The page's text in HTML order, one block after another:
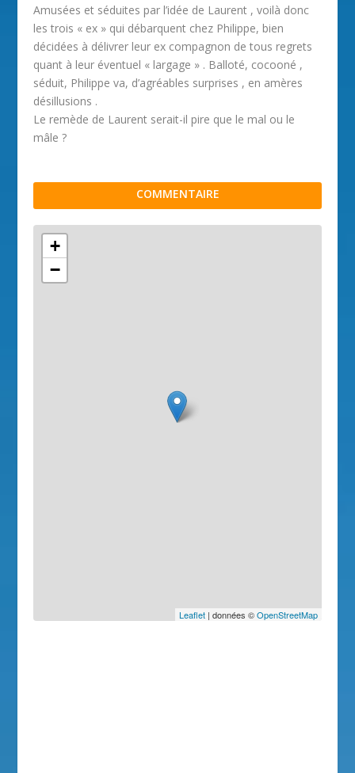
Amusées et séduites par l’idée de Laurent , voilà donc
les trois « ex » qui débarquent chez Philippe, bien
décidées à délivrer leur ex compagnon de tous regrets
quant à leur éventuel « largage » . Balloté, cocooné ,
séduit, Philippe va, d’agréables surprises , en amères
désillusions .
Le remède de Laurent serait-il pire que le mal ou le
mâle ?
COMMENTAIRE
+
−
Leaflet| données ©OpenStreetMap